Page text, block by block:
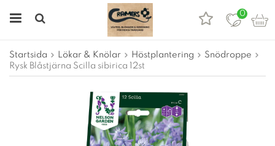
0
Startsida Lökar & Knölar Höstplantering
Snödroppe
Rysk Blåstjärna Scilla sibirica 12st